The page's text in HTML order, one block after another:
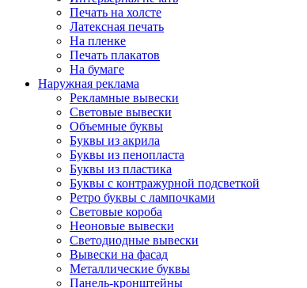
Печать на холсте
Латексная печать
На пленке
Печать плакатов
На бумаге
Наружная реклама
Рекламные вывески
Световые вывески
Объемные буквы
Буквы из акрила
Буквы из пенопласта
Буквы из пластика
Буквы с контражурной подсветкой
Ретро буквы с лампочками
Световые короба
Неоновые вывески
Светодиодные вывески
Вывески на фасад
Металлические буквы
Панель-кронштейны